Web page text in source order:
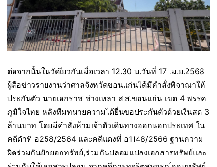
ต่อจากนั้นในวัดเียวกันเมื่อเวลา 12.30 น.วันที่ 17 เม.ย.2568
ผู้สื่อข่าวรายงานว่าศาลจังหวัดขอนแก่นได้มีคำสั่งพิจาณาให้
ประกันตัว นายเอกราช ช่างเหลา ส.ส.ขอนแก่น เขต 4 พรรค
ภูมิใจไทย หลังทีมทนายความได้ยื่นขอประกันตัวด้วยเงินสด 3
ล้านบาท โดยมีคำสั่งห้ามเจ้าตัวเดินทางออกนอกประเทศ ใน
คดีดำที่ อ258/2564 และคดีแดงที่ อ1148/2566 ฐานความ
ผิดร่วมกันยักยอกทรัพย์,ร่วมกันปลอมแปลงเอกสารทรัพย์และ